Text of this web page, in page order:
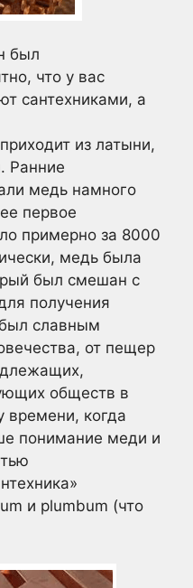
был
что у вас
сантехниками, а
из латыни,
Ранние
медь намного
первое
примерно за 8000
медь была
был смешан с
получения
славным
от пещер
обществ в
времени, когда
понимание меди и
и plumbum (что